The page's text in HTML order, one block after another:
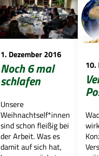
1. Dezember 2016
Noch 6 mal
schlafen
Unsere
Weihnachtself*innen
sind schon fleißig bei
der Arbeit. Was es
damit auf sich hat,
10.